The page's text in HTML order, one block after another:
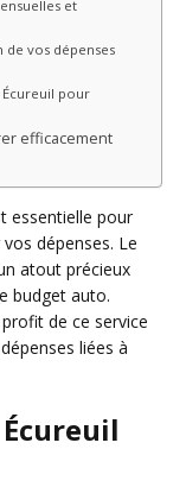
et
vos dépenses
pour
efficacement
essentielle pour
dépenses. Le
atout précieux
budget auto.
de ce service
liées à